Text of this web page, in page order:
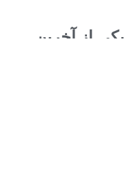
از آخرین